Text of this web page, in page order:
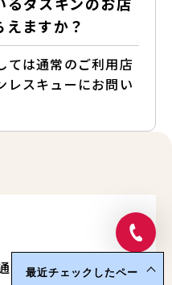
ますか？
ては通常のご利用店
レスキューにお問い
話料無料で安心して
最近チェックしたペー